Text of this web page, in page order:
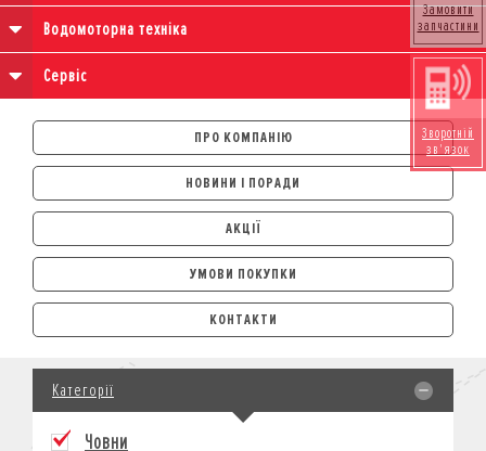
Водомоторна техніка
Сервіс
ПРО КОМПАНІЮ
НОВИНИ І ПОРАДИ
АКЦІЇ
УМОВИ ПОКУПКИ
АВТОМОБІЛІ
ЛІЗИНГ
КРЕДИТ
СТРАХУВАННЯ
КОРПОРАТИВНИМ КЛІЄНТАМ
КОНТАКТИ
Замовити
запчастини
Зворотній
зв'язок
Категорії
Човни